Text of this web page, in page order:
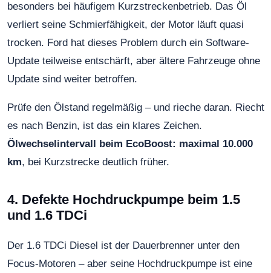
besonders bei häufigem Kurzstreckenbetrieb. Das Öl
verliert seine Schmierfähigkeit, der Motor läuft quasi
trocken. Ford hat dieses Problem durch ein Software-
Update teilweise entschärft, aber ältere Fahrzeuge ohne
Update sind weiter betroffen.
Prüfe den Ölstand regelmäßig – und rieche daran. Riecht
es nach Benzin, ist das ein klares Zeichen.
Ölwechselintervall beim EcoBoost: maximal 10.000
km, bei Kurzstrecke deutlich früher.
4. Defekte Hochdruckpumpe beim 1.5
und 1.6 TDCi
Der 1.6 TDCi Diesel ist der Dauerbrenner unter den
Focus-Motoren – aber seine Hochdruckpumpe ist eine